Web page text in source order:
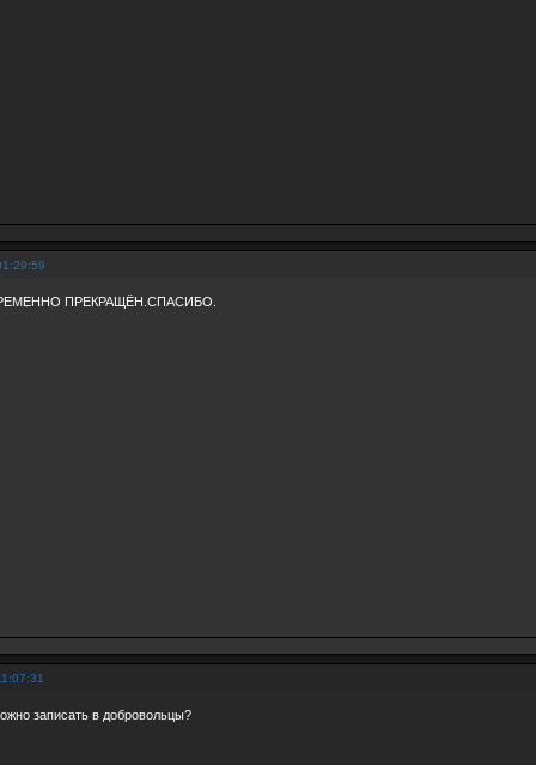
ПРЕКРАЩЁН.СПАСИБО.
записать в добровольцы?